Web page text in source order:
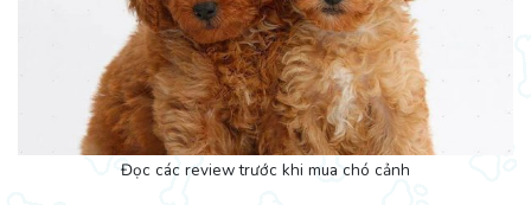
Đọc các review trước khi mua chó cảnh